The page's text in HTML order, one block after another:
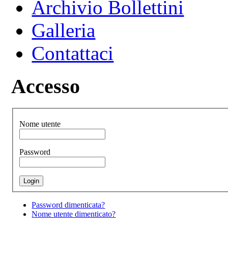
Archivio Bollettini
Galleria
Contattaci
Accesso
Nome utente
Password
Password dimenticata?
Nome utente dimenticato?